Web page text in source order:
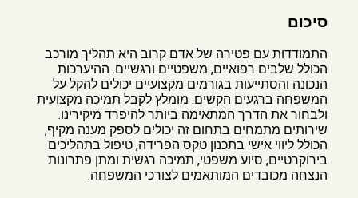
סיכום
התמודדות עם פטירה של אדם קרוב היא תהליך מורכב
הכולל שלבים רפואיים, משפטיים ורגשיים. ההיערכות
הנכונה והסתייעות בגורמים מקצועיים יכולים להקל על
המשפחה ברגעים הקשים. מומלץ לקבל תמיכה מקצועית
ולבחור את הדרך המתאימה ביותר להיפרד מיקירינו.
שירותים מתמחים בתחום זה יכולים לספק מענה מקיף,
הכולל ליווי אישי בתכנון טקס הפרידה, טיפול בתהליכים
בירוקרטיים, סיוע משפטי, תמיכה רגשית ומתן פתרונות
הנצחה מכובדים המותאמים לצורכי המשפחה.